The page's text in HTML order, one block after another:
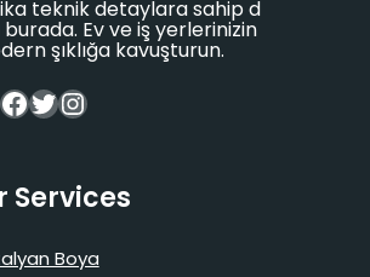
teknik detaylara sahip d
Ev ve iş yerlerinizin
şıklığa kavuşturun.
Facebook Twitter Instagram
Services
Boya